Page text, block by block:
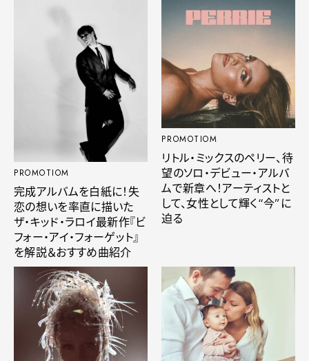
PROMOTIOM
完成アルバムを白紙に！失
恋の想いを率直に描いた
ザ・キッド・ラロイ最新作『ビ
フォー・アイ・フォーゲット』
を解説＆おすすめ曲紹介
PROMOTIOM
リトル・ミックスのペリー、待
望のソロ・デビュー・アルバ
ムで新章へ！アーティストと
して、女性として輝く“今”に
迫る